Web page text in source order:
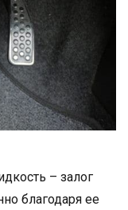
– залог
благодаря ее